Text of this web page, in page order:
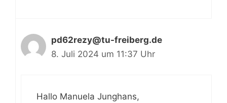
pd62rezy@tu-freiberg.de
8. Juli 2024 um 11:37 Uhr
Hallo Manuela Junghans,